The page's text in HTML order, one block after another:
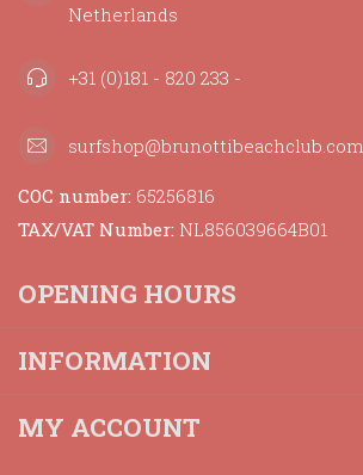
Netherlands
+31 (0)181 - 820 233 -
surfshop@brunottibeachclub.com
COC number: 65256816
TAX/VAT Number: NL856039664B01
OPENING HOURS
INFORMATION
MY ACCOUNT